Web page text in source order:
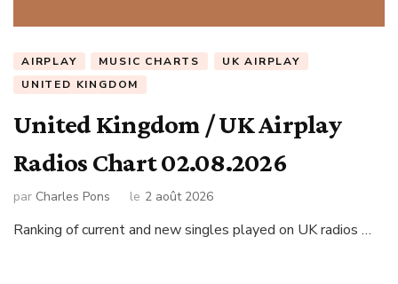
AIRPLAY MUSIC CHARTS
UK AIRPLAY
UNITED KINGDOM
United Kingdom / UK Airplay
Radios Chart 02.08.2026
par Charles Pons le 2 août 2026
Ranking of current and new singles played on UK radios …